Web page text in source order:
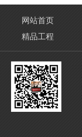
网站首页
精品工程